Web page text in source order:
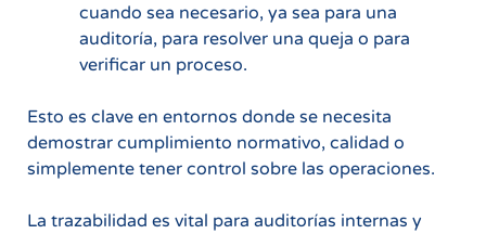
cuando sea necesario, ya sea para una
auditoría, para resolver una queja o para
verificar un proceso.
Esto es clave en entornos donde se necesita
demostrar cumplimiento normativo, calidad o
simplemente tener control sobre las operaciones.
La trazabilidad es vital para auditorías internas y